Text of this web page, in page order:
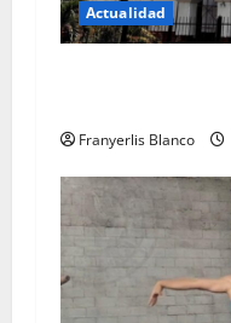
Actualidad
Franyerlis Blanco